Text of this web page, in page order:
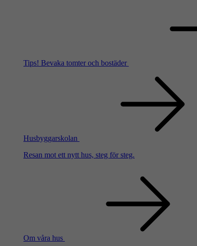
Tips! Bevaka tomter och bostäder
Husbyggarskolan
Resan mot ett nytt hus, steg för steg.
Om våra hus